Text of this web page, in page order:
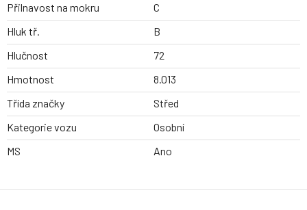
Přilnavost na mokru
C
Hluk tř.
B
Hlučnost
72
Hmotnost
8.013
Třída značky
Střed
Kategorie vozu
Osobní
MS
Ano